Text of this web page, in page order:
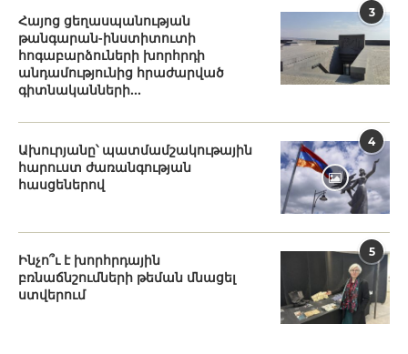
3
Հայոց ցեղասպանության
թանգարան-ինստիտուտի
հոգաբարձուների խորհրդի
անդամությունից հրաժարված
գիտնականների...
4
Ախուրյանը՝ պատմամշակութային
հարուստ ժառանգության
հասցեներով
5
Ինչո՞ւ է խորհրդային
բռնաճնշումների թեման մնացել
ստվերում